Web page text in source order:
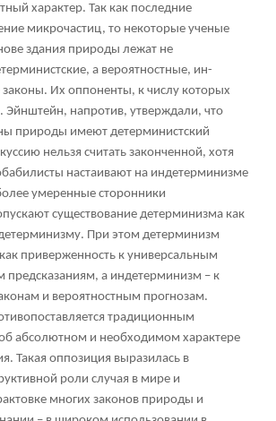
характер. Так как последние
микрочастиц, то некоторые ученые
здания природы лежат не
а вероятностные, ин-
законы. Их оппоненты, к числу которых
Эйнштейн, напротив, утверждали, что
природы имеют детерминистский
нельзя считать законченной, хотя
настаивают на индетерминизме
умеренные сторонники
существование детерминизма как
При этом детерминизм
приверженность к универсальным
предсказаниям, а индетерминизм – к
и вероятностным прогнозам.
традиционным
абсолютном и необходимом характере
Такая оппозиция выразилась в
роли случая в мире и
многих законов природы и